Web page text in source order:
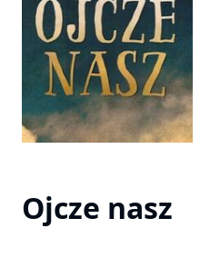
Ojcze nasz